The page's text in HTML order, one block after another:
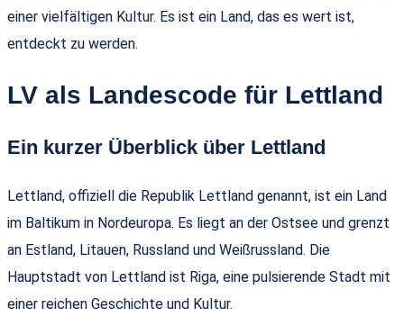
einer vielfältigen Kultur. Es ist ein Land, das es wert ist,
entdeckt zu werden.
LV als Landescode für Lettland
Ein kurzer Überblick über Lettland
Lettland, offiziell die Republik Lettland genannt, ist ein Land
im Baltikum in Nordeuropa. Es liegt an der Ostsee und grenzt
an Estland, Litauen, Russland und Weißrussland. Die
Hauptstadt von Lettland ist Riga, eine pulsierende Stadt mit
einer reichen Geschichte und Kultur.